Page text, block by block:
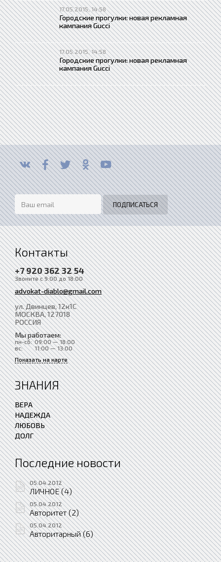
17.05.2015, 14:58
Городские прогулки: новая рекламная
кампания Gucci
17.05.2015, 14:58
Городские прогулки: новая рекламная
кампания Gucci
Контакты
+7 920 362 32 54
Звоните с 9:00 до 18:00
advokat-diablo@gmail.com
ул. Двинцев, 12к1С
МОСКВА, 127018
РОССИЯ
Мы работаем:
пн-сб: 09:00 — 18:00
вс:
11:00 — 13:00
Показать на карте
ЗНАНИЯ
ВЕРА
НАДЕЖДА
ЛЮБОВЬ
ДОЛГ
Последние новости
05.04.2012
ЛИЧНОЕ (4)
05.04.2012
Авторитет (2)
05.04.2012
Авторитарный (6)